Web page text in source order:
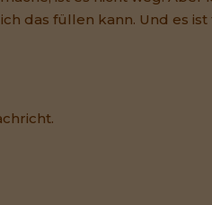
das füllen kann. Und es